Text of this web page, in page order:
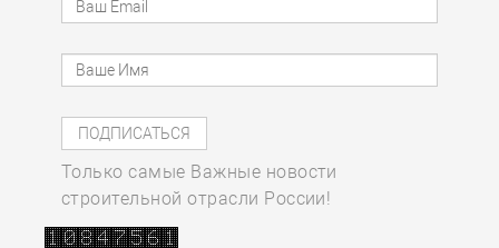
Только самые Важные новости
строительной отрасли России!